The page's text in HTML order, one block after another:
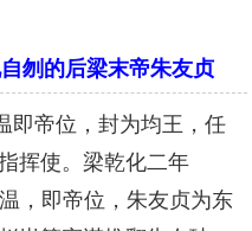
刎的后梁末帝朱友贞
即帝位，封为均王，任
挥使。梁乾化二年
，即帝位，朱友贞为东